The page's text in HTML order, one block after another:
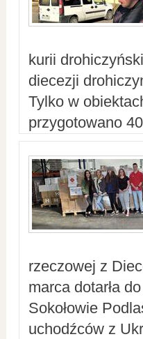
kurii
diecezji
Tylko w
przygotowano
rzeczowej z
marca dotarła
Sokołowie
uchodźców z